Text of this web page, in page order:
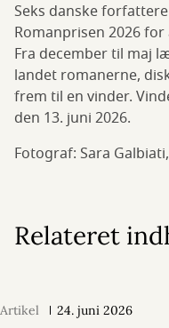
Seks danske
Romanprisen 2026
Fra december til maj
landet romanerne,
frem til en vinder.
den 13. juni 2026.
Fotograf: Sara
Relateret
Artikel 24. juni 2026